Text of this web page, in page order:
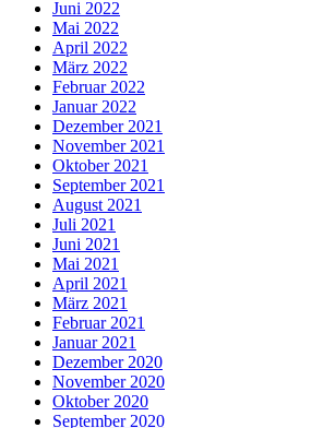
Juni 2022
Mai 2022
April 2022
März 2022
Februar 2022
Januar 2022
Dezember 2021
November 2021
Oktober 2021
September 2021
August 2021
Juli 2021
Juni 2021
Mai 2021
April 2021
März 2021
Februar 2021
Januar 2021
Dezember 2020
November 2020
Oktober 2020
September 2020